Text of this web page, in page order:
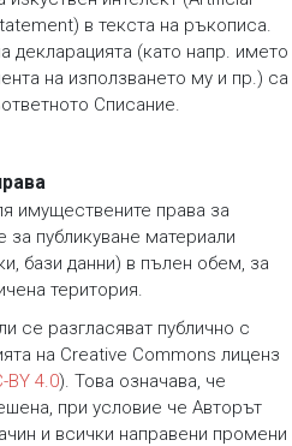
в текста на ръкописа.
декларацията (като напр. името
на използването му и пр.) са
Списание.
имуществените права за
за публикуване материали
бази данни) в пълен обем, за
територия.
се разгласяват публично с
на Creative Commons лиценз
BY 4.0). Това означава, че
при условие че Авторът
и всички направени промени